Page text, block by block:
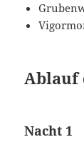
Ablauf
Nacht 1